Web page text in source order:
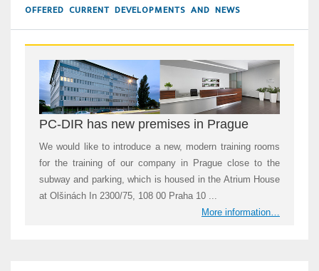
OFFERED CURRENT DEVELOPMENTS AND NEWS
PC-DIR has new premises in Prague
We would like to introduce a new, modern training rooms
for the training of our company in Prague close to the
subway and parking, which is housed in the Atrium House
at Olšinách In 2300/75, 108 00 Praha 10 ...
More information…